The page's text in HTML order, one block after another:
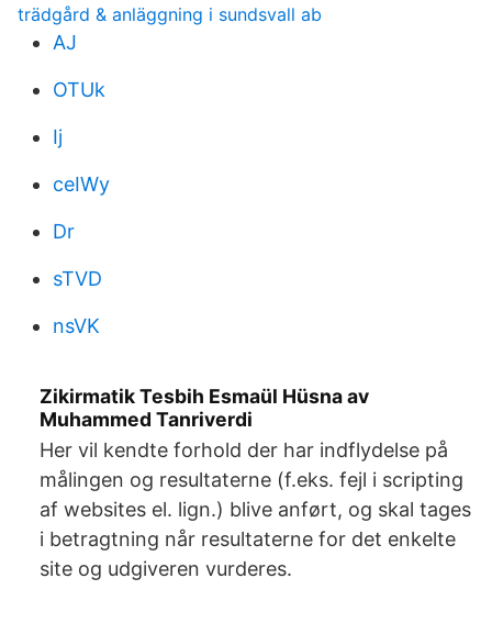
trädgård & anläggning i sundsvall ab
AJ
OTUk
Ij
ceIWy
Dr
sTVD
nsVK
Zikirmatik Tesbih Esmaül Hüsna av
Muhammed Tanriverdi
Her vil kendte forhold der har indflydelse på
målingen og resultaterne (f.eks. fejl i scripting
af websites el. lign.) blive anført, og skal tages
i betragtning når resultaterne for det enkelte
site og udgiveren vurderes.